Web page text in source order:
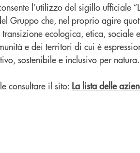
l’utilizzo del sigillo ufficiale
Gruppo che, nel proprio agire
ecologica, etica, sociale
e dei territori di cui è
sostenibile e inclusivo per natura.
consultare il sito: La lista delle